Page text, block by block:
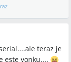
teraz je
este vonku....